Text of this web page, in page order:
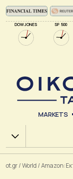
DOW JONES SP 500
MARKETS
Χ.Α.
ot.gr/World /Amazon: